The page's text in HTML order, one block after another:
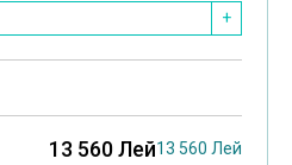
+
13 560 Лей13 560 Лей